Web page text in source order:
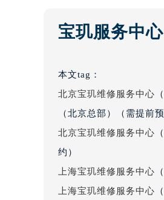
吉林省松原
辽宁省本溪
辽宁省朝
辽宁省丹东
辽宁省阜新
辽宁省葫
宝玑服务中心
本文tag：
北京宝玑维修服务中心
（北京总部）（需提前预
北京宝玑维修服务中心
约）
上海宝玑维修服务中心
上海宝玑维修服务中心